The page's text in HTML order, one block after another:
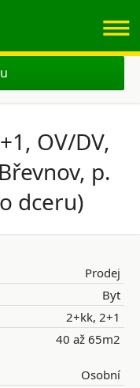
≡
OV/DV,
p.
dceru)
Prodej
Byt
2+kk, 2+1
40 až 65m2
Osobní